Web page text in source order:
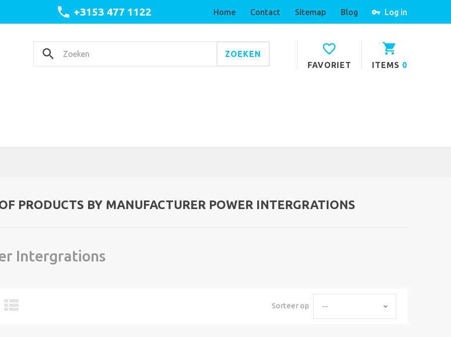
Log in
Home Contact Sitemap Blog
+3153 477 1122
ITEMS 0
FAVORIET
ZOEKEN
PRODUCTS BY MANUFACTURER POWER INTERGRATIONS
Intergrations
Sorteer op --